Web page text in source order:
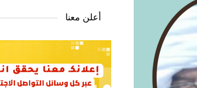
أعلن معنا